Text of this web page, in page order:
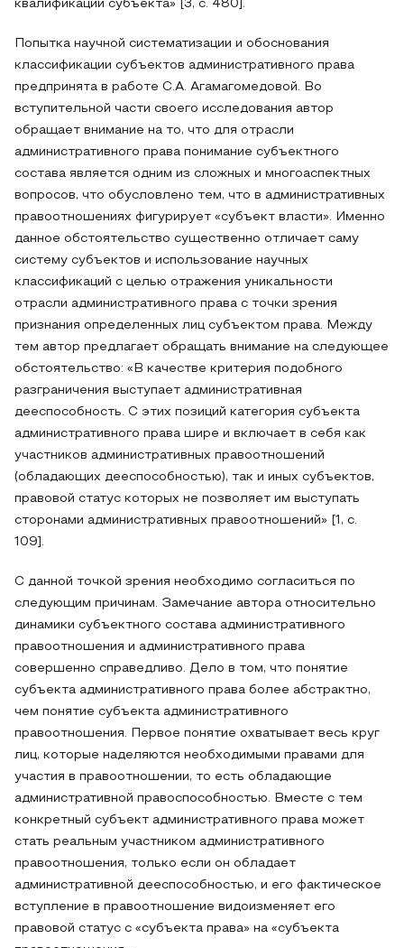
квалификации субъекта» [3, с. 480].
Попытка научной систематизации и обоснования
классификации субъектов административного права
предпринята в работе С.А. Агамагомедовой. Во
вступительной части своего исследования автор
обращает внимание на то, что для отрасли
административного права понимание субъектного
состава является одним из сложных и многоаспектных
вопросов, что обусловлено тем, что в административных
правоотношениях фигурирует «субъект власти». Именно
данное обстоятельство существенно отличает саму
систему субъектов и использование научных
классификаций с целью отражения уникальности
отрасли административного права с точки зрения
признания определенных лиц субъектом права. Между
тем автор предлагает обращать внимание на следующее
обстоятельство: «В качестве критерия подобного
разграничения выступает административная
дееспособность. С этих позиций категория субъекта
административного права шире и включает в себя как
участников административных правоотношений
(обладающих дееспособностью), так и иных субъектов,
правовой статус которых не позволяет им выступать
сторонами административных правоотношений» [1, с.
109].
С данной точкой зрения необходимо согласиться по
следующим причинам. Замечание автора относительно
динамики субъектного состава административного
правоотношения и административного права
совершенно справедливо. Дело в том, что понятие
субъекта административного права более абстрактно,
чем понятие субъекта административного
правоотношения. Первое понятие охватывает весь круг
лиц, которые наделяются необходимыми правами для
участия в правоотношении, то есть обладающие
административной правоспособностью. Вместе с тем
конкретный субъект административного права может
стать реальным участником административного
правоотношения, только если он обладает
административной дееспособностью, и его фактическое
вступление в правоотношение видоизменяет его
правовой статус с «субъекта права» на «субъекта